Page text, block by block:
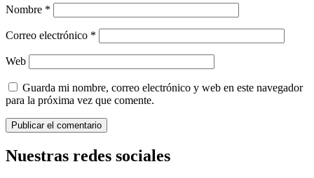
Nombre *
Correo electrónico *
Web
Guarda mi nombre, correo electrónico y web en este navegador
para la próxima vez que comente.
Nuestras redes sociales